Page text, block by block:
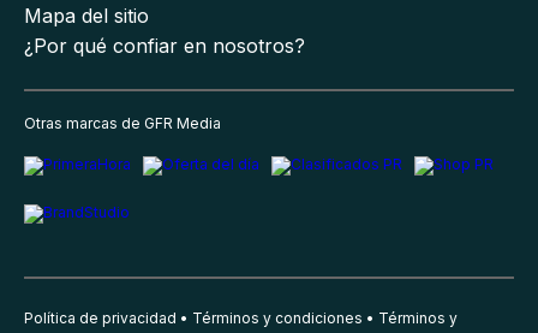
Mapa del sitio
¿Por qué confiar en nosotros?
Otras marcas de GFR Media
Política de privacidad Términos y condiciones Términos y